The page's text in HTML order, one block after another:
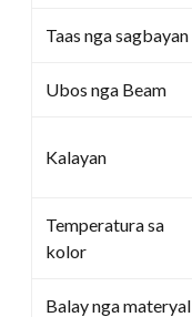
Taas nga sagbayan
Ubos nga Beam
Kalayan
Temperatura sa
kolor
Balay nga materyal